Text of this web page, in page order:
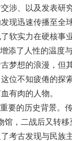
涉、以及发表研
现迅速传播至全
软实力在硬核事
添了人性的温度
梦想的浪漫，但
位不知疲倦的探
有肉的人物。
要的历史背景。
，二战后又转
考古发现与民族